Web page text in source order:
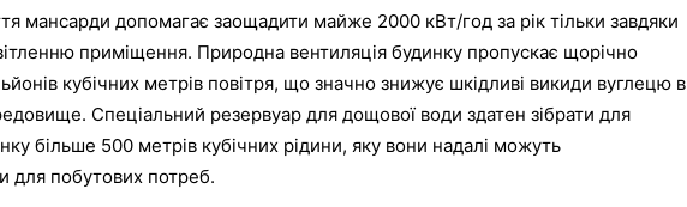
мансарди допомагає заощадити майже 2000 кВт/год за рік тільки завдяки
приміщення. Природна вентиляція будинку пропускає щорічно
кубічних метрів повітря, що значно знижує шкідливі викиди вуглецю в
Спеціальний резервуар для дощової води здатен зібрати для
більше 500 метрів кубічних рідини, яку вони надалі можуть
для побутових потреб.